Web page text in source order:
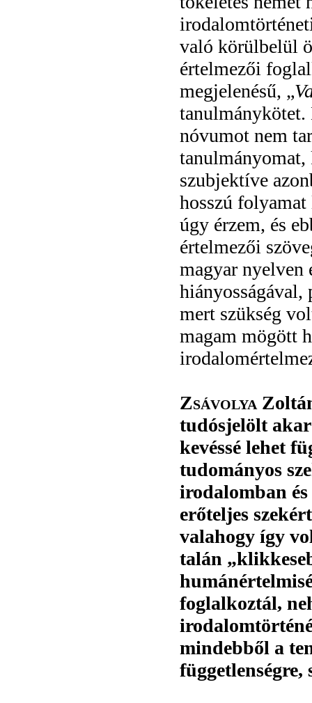
való körülbelül
értelmezői
megjelenésű, „
nóvumot nem
szubjektíve
hosszú folyamat
úgy érzem, és
értelmezői
magyar nyelven
hiányosságával,
mert szükség
magam mögött
Zsávolya
tudósjelölt
kevéssé lehet
tudományos
irodalomban
erőteljes
valahogy így
talán
foglalkoztál,
mindebből a
függetlenségre,